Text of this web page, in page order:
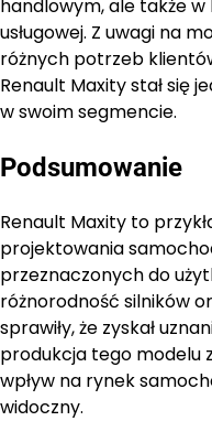
handlowym, ale także
usługowej. Z uwagi na
różnych potrzeb
Renault Maxity stał się
w swoim segmencie.
Podsumowanie
Renault Maxity to
projektowania
przeznaczonych do
różnorodność silników
sprawiły, że zyskał
produkcja tego modelu
wpływ na rynek
widoczny.